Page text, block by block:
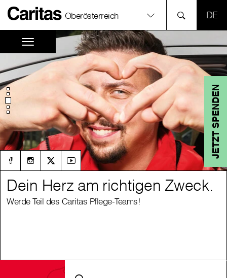
Oberösterreich
JETZT SPENDEN
Dein Herz am richtigen Zweck.
Werde Teil des Caritas Pflege-Teams!
Dein Herz am richtigen Zweck.
Werde Teil des Caritas Pflege-Teams!